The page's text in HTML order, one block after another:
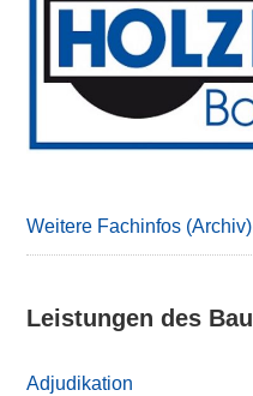
Sidebar
Weitere Fachinfos (Archiv)
Leistungen des
Adjudikation